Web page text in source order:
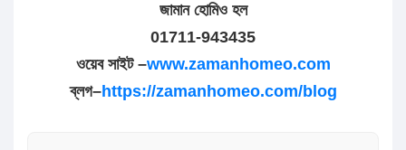
জামান হোমিও হল
01711-943435
ওয়েব সাইট –www.zamanhomeo.com
ব্লগ–https://zamanhomeo.com/blog